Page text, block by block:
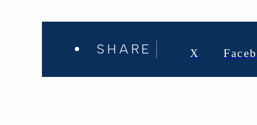
SHARE X